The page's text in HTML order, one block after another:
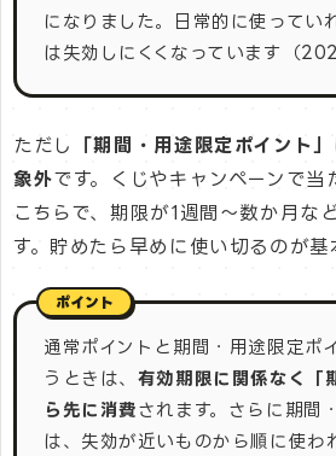
になりました。日常的に使ってい
は失効しにくくなっています（
ただし
「期間・用途限定ポイント
象外です。くじやキャンペーンで当
こちらで、期限が1週間〜数か月な
す。貯めたら早めに使い切るのが基
通常ポイントと期間・用途限定ポ
うときは、 有効期限に関係なく「
ら先に消費されます。さらに期間
は、失効が近いものから順に使わ